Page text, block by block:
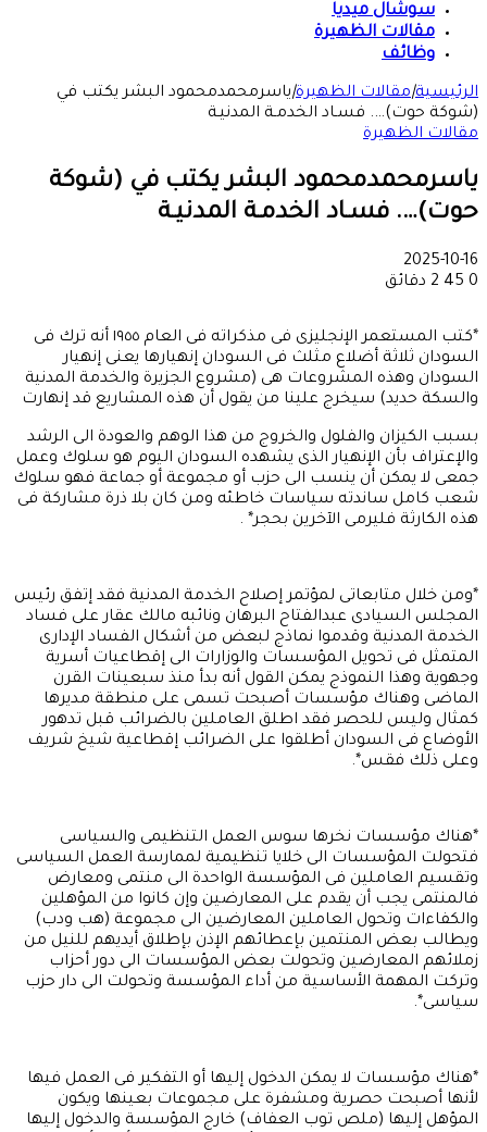
سوشال ميديا
مقالات الظهيرة
وظائف
الرئيسية|مقالات الظهيرة|ياسرمحمدمحمود البشر يكتب في
(شوكة حوت)…. فسـاد الخدمـة المدنيـة
مقالات الظهيرة
ياسرمحمدمحمود البشر يكتب في (شوكة
حوت)…. فسـاد الخدمـة المدنيـة
2025-10-16
0
2 دقائق
*كتب المستعمر الإنجليزى فى مذكراته فى العام ١٩٥٥ أنه ترك فى
السودان ثلاثة أضلاع مثلث فى السودان إنهيارها يعنى إنهيار
السودان وهذه المشروعات هى (مشروع الجزيرة والخدمة المدنية
والسكة حديد) سيخرج علينا من يقول أن هذه المشاريع قد إنهارت
بسبب الكيزان والفلول والخروج من هذا الوهم والعودة الى الرشد
والإعتراف بأن الإنهيار الذى يشهده السودان اليوم هو سلوك وعمل
جمعى لا يمكن أن ينسب الى حزب أو مجموعة أو جماعة فهو سلوك
شعب كامل ساندته سياسات خاطئه ومن كان بلا ذرة مشاركة فى
هذه الكارثة فليرمى الآخرين بحجر* .
*ومن خلال متابعاتى لمؤتمر إصلاح الخدمة المدنية فقد إتفق رئيس
المجلس السيادى عبدالفتاح البرهان ونائبه مالك عقار على فساد
الخدمة المدنية وقدموا نماذج لبعض من أشكال الفساد الإدارى
المتمثل فى تحويل المؤسسات والوزارات الى إقطاعيات أسرية
وجهوية وهذا النموذج يمكن القول أنه بدأ منذ سبعينات القرن
الماضى وهناك مؤسسات أصبحت تسمى على منطقة مديرها
كمثال وليس للحصر فقد اطلق العاملين بالضرائب قبل تدهور
الأوضاع فى السودان أطلقوا على الضرائب إقطاعية شيخ شريف
وعلى ذلك فقس*.
*هناك مؤسسات نخرها سوس العمل التنظيمى والسياسى
فتحولت المؤسسات الى خلايا تنظيمية لممارسة العمل السياسى
وتقسيم العاملين فى المؤسسة الواحدة الى منتمى ومعارض
فالمنتمى يجب أن يقدم على المعارضين وإن كانوا من المؤهلين
والكفاءات وتحول العاملين المعارضين الى مجموعة (هب ودب)
ويطالب بعض المنتمين بإعطائهم الإذن بإطلاق أيديهم للنيل من
زملائهم المعارضين وتحولت بعض المؤسسات الى دور أحزاب
وتركت المهمة الأساسية من أداء المؤسسة وتحولت الى دار حزب
سياسى*.
*هناك مؤسسات لا يمكن الدخول إليها أو التفكير فى العمل فيها
لأنها أصبحت حصرية ومشفرة على مجموعات بعينها ويكون
المؤهل إليها (ملص توب العفاف) خارج المؤسسة والدخول إليها